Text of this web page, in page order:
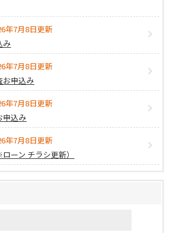
年7月8日更新
み
年7月8日更新
お申込み
年7月8日更新
申込み
年7月8日更新
ーン チラシ更新）